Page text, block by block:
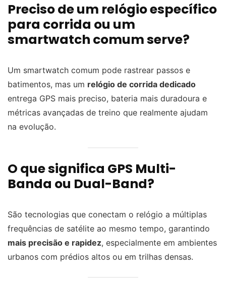
Preciso de um relógio específico
para corrida ou um
smartwatch comum serve?
Um smartwatch comum pode rastrear passos e
batimentos, mas um relógio de corrida dedicado
entrega GPS mais preciso, bateria mais duradoura e
métricas avançadas de treino que realmente ajudam
na evolução.
O que significa GPS Multi-
Banda ou Dual-Band?
São tecnologias que conectam o relógio a múltiplas
frequências de satélite ao mesmo tempo, garantindo
mais precisão e rapidez, especialmente em ambientes
urbanos com prédios altos ou em trilhas densas.